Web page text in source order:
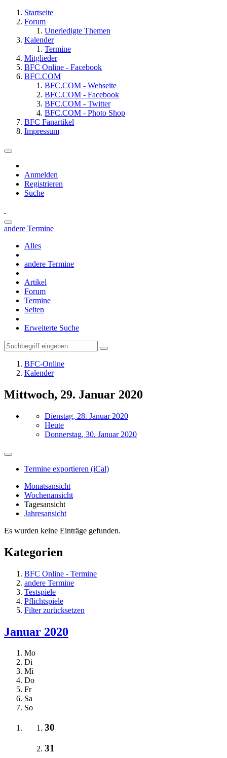
Startseite
Forum
Unerledigte Themen
Kalender
Termine
Mitglieder
BFC Online - Facebook
BFC.COM
BFC.COM - Webseite
BFC.COM - Facebook
BFC.COM - Twitter
BFC.COM - Photo Shop
BFC Fanartikel
Impressum
Anmelden
Registrieren
Suche
andere Termine
Alles
andere Termine
Artikel
Forum
Termine
Seiten
Erweiterte Suche
BFC-Online
Kalender
Mittwoch, 29. Januar 2020
Dienstag, 28. Januar 2020
Heute
Donnerstag, 30. Januar 2020
Termine exportieren (iCal)
Monatsansicht
Wochenansicht
Tagesansicht
Jahresansicht
Es wurden keine Einträge gefunden.
Kategorien
BFC Online - Termine
andere Termine
Testspiele
Pflichtspiele
Filter zurücksetzen
Januar 2020
Mo
Di
Mi
Do
Fr
Sa
So
30
31